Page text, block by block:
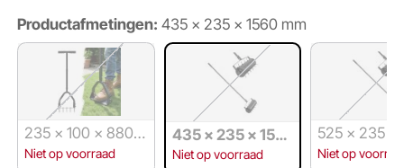
Productafmetingen: 435 × 235 × 1560 mm
235 × 100 × 880
mm
Niet op voorraad
435 × 235 × 156
0 mm
Niet op voorraad
525 × 235 ×
mm
Niet op